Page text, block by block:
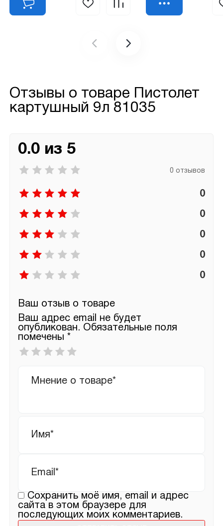
Отзывы о товаре Пистолет
картушный 9л 81035
0.0 из 5
0 отзывов
0
0
0
0
0
Ваш отзыв о товаре
Ваш адрес email не будет
опубликован. Обязательные поля
помечены *
Ваша
оценка
отзыв
Сохранить моё имя, email и адрес
сайта в этом браузере для
последующих моих комментариев.